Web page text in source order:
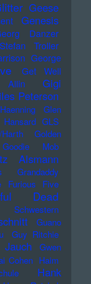
Geese
Genesis
Danzer
Troller
George
Get Well
Gigi
Peterson
Glen
Hansard GLS
Golden
Goodie Mob
Alsmann
Grandaddy
Furious Five
Dead
Schwestern
Guano
Guy Ritchie
Jauch
Gwen
Cohen Haim
Hank